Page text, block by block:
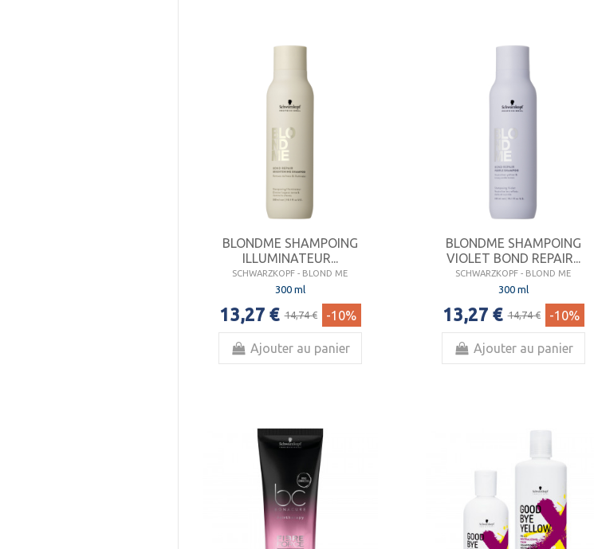
BLONDME SHAMPOING
ILLUMINATEUR...
SCHWARZKOPF - BLOND ME
300 ml
13,27 € 14,74 € -10%
Ajouter au panier
BLONDME SHAMPOING
VIOLET BOND REPAIR...
SCHWARZKOPF - BLOND ME
300 ml
13,27 € 14,74 € -10%
Ajouter au panier